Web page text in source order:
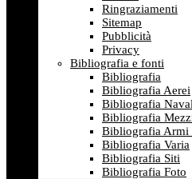
Ringraziamenti
Sitemap
Pubblicità
Privacy
Bibliografia e fonti
Bibliografia
Bibliografia Aerei
Bibliografia
Bibliografia
Bibliografia Armi
Bibliografia Varia
Bibliografia Siti
Bibliografia Foto